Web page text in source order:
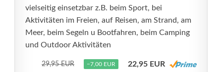
vielseitig einsetzbar z.B. beim Sport, bei
Aktivitäten im Freien, auf Reisen, am Strand, am
Meer, beim Segeln u Bootfahren, beim Camping
und Outdoor Aktivitäten
29,95 EUR −7,00 EUR 22,95 EUR